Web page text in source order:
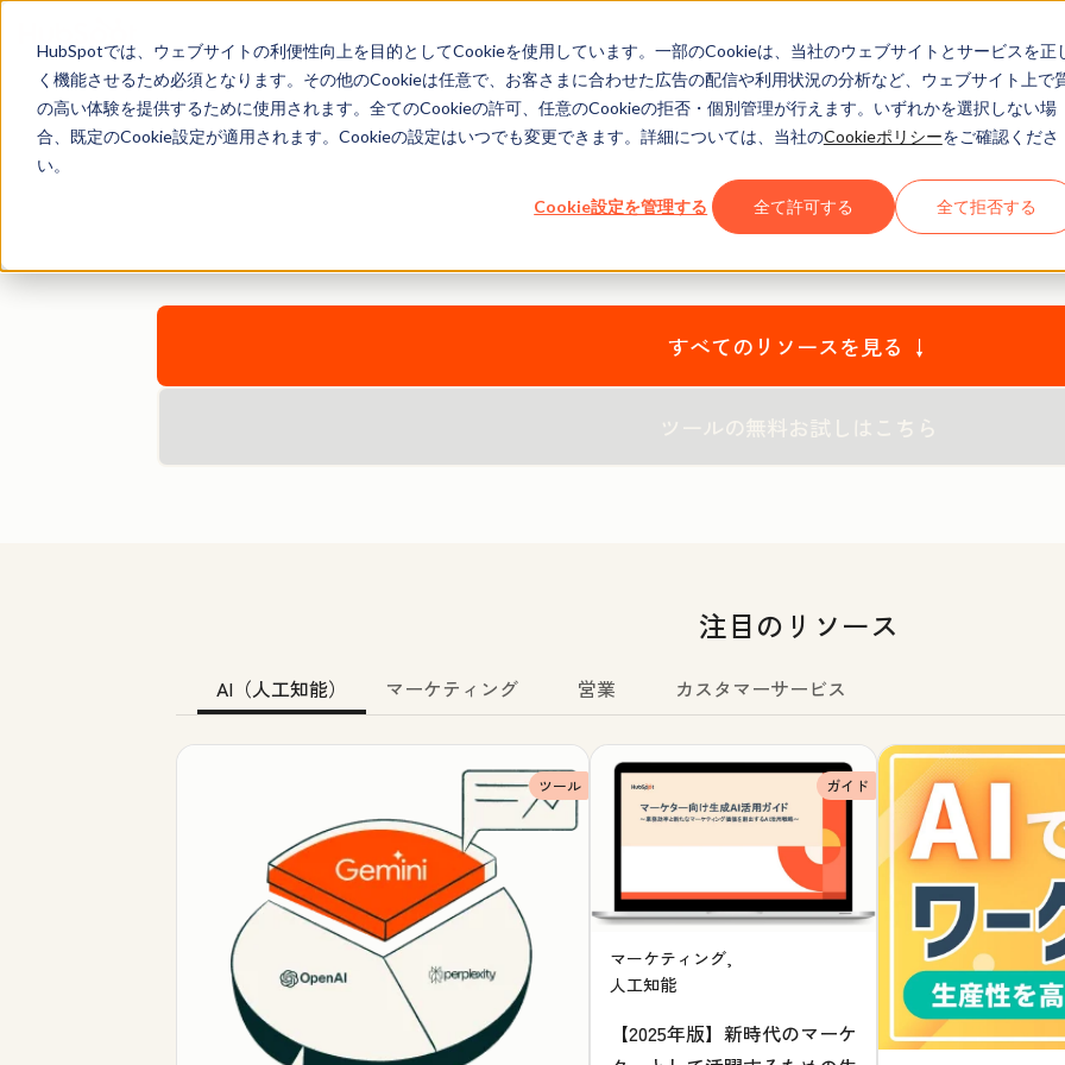
HubSpotでは、ウェブサイトの利便性向上を目的としてCookieを使用しています。一部のCookieは、当社のウェブサイトとサービスを正
く機能させるため必須となります。その他のCookieは任意で、お客さまに合わせた広告の配信や利用状況の分析など、ウェブサイト上で
の高い体験を提供するために使用されます。全てのCookieの許可、任意のCookieの拒否・個別管理が行えます。いずれかを選択しない場
合、既定のCookie設定が適用されます。Cookieの設定はいつでも変更できます。詳細については、当社のCookieポリシーをご確認くださ
い。
Cookie設定を管理する 全て許可する 全て拒否する
HubSpotノウハウ無料ダウンロ
HubSpotの無料のお役立ち資料や製品を活用して、
すべてのリソースを見る ↓
ツールの無料お試しはこちら
注目のリソース
AI（人工知能） マーケティング 営業 カスタマーサービス
ツール ガイド
マーケティング,
人工知能
【2025年版】新時代のマーケ